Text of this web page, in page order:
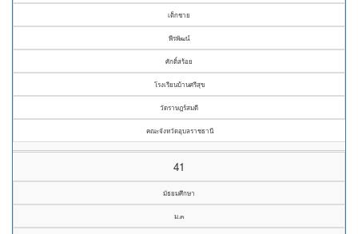
เด็กชาย
พีรพัฒน์
ศักดิ์สร้อย
โรงเรียนบ้านศรีสุข
วัดราษฎร์สมดี
คณะจังหวัดอุบลราชธานี
41
มัธยมศึกษา
ม.๓